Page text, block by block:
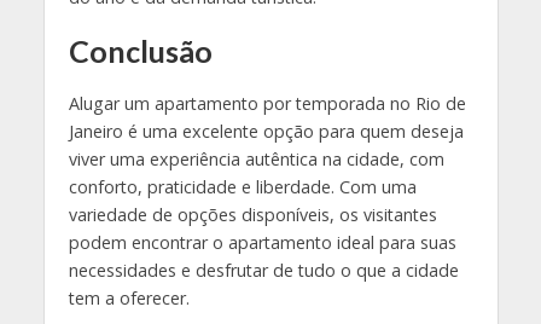
Conclusão
Alugar um apartamento por temporada no Rio de
Janeiro é uma excelente opção para quem deseja
viver uma experiência autêntica na cidade, com
conforto, praticidade e liberdade. Com uma
variedade de opções disponíveis, os visitantes
podem encontrar o apartamento ideal para suas
necessidades e desfrutar de tudo o que a cidade
tem a oferecer.